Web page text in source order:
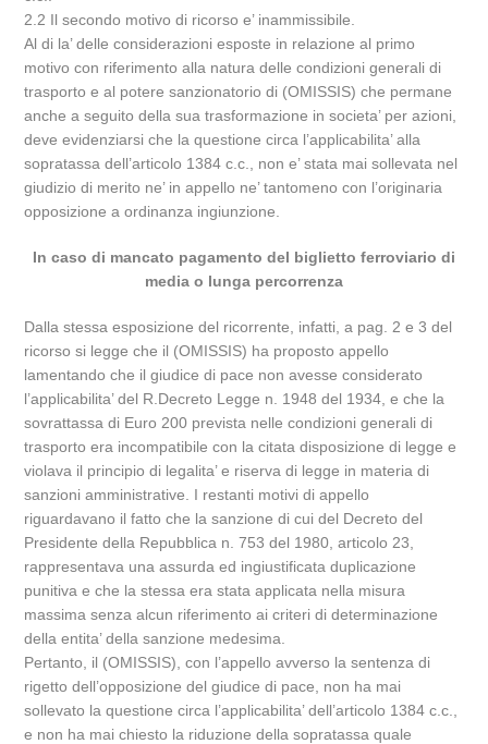
2.2 Il secondo motivo di ricorso e’ inammissibile.
Al di la’ delle considerazioni esposte in relazione al primo
motivo con riferimento alla natura delle condizioni generali di
trasporto e al potere sanzionatorio di (OMISSIS) che permane
anche a seguito della sua trasformazione in societa’ per azioni,
deve evidenziarsi che la questione circa l’applicabilita’ alla
sopratassa dell’articolo 1384 c.c., non e’ stata mai sollevata nel
giudizio di merito ne’ in appello ne’ tantomeno con l’originaria
opposizione a ordinanza ingiunzione.
In caso di mancato pagamento del biglietto ferroviario di
media o lunga percorrenza
Dalla stessa esposizione del ricorrente, infatti, a pag. 2 e 3 del
ricorso si legge che il (OMISSIS) ha proposto appello
lamentando che il giudice di pace non avesse considerato
l’applicabilita’ del R.Decreto Legge n. 1948 del 1934, e che la
sovrattassa di Euro 200 prevista nelle condizioni generali di
trasporto era incompatibile con la citata disposizione di legge e
violava il principio di legalita’ e riserva di legge in materia di
sanzioni amministrative. I restanti motivi di appello
riguardavano il fatto che la sanzione di cui del Decreto del
Presidente della Repubblica n. 753 del 1980, articolo 23,
rappresentava una assurda ed ingiustificata duplicazione
punitiva e che la stessa era stata applicata nella misura
massima senza alcun riferimento ai criteri di determinazione
della entita’ della sanzione medesima.
Pertanto, il (OMISSIS), con l’appello avverso la sentenza di
rigetto dell’opposizione del giudice di pace, non ha mai
sollevato la questione circa l’applicabilita’ dell’articolo 1384 c.c.,
e non ha mai chiesto la riduzione della sopratassa quale